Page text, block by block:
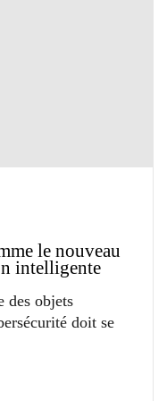
le nouveau
intelligente
des objets
doit se